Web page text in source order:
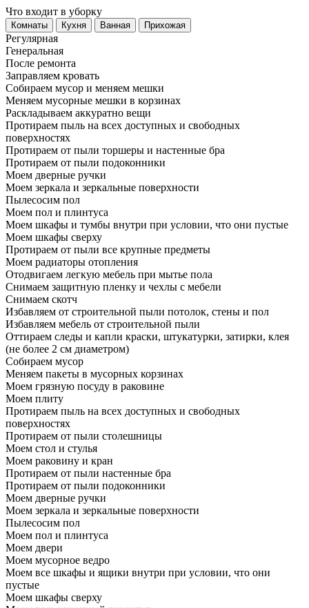
Что входит в уборку
Регу­лярная
Гене­ральная
После ремонта
Заправляем кровать
Собираем мусор и меняем мешки
Меняем мусорные мешки в корзинах
Раскладываем аккуратно вещи
Протираем пыль на всех доступных и свободных
поверхностях
Протираем от пыли торшеры и настенные бра
Протираем от пыли подоконники
Моем дверные ручки
Моем зеркала и зеркальные поверхности
Пылесосим пол
Моем пол и плинтуса
Моем шкафы и тумбы внутри при условии, что они пустые
Моем шкафы сверху
Протираем от пыли все крупные предметы
Моем радиаторы отопления
Отодвигаем легкую мебель при мытье пола
Снимаем защитную пленку и чехлы с мебели
Снимаем скотч
Избавляем от строительной пыли потолок, стены и пол
Избавляем мебель от строительной пыли
Оттираем следы и капли краски, штукатурки, затирки, клея
(не более 2 см диаметром)
Собираем мусор
Меняем пакеты в мусорных корзинах
Моем грязную посуду в раковине
Моем плиту
Протираем пыль на всех доступных и свободных
поверхностях
Протираем от пыли столешницы
Моем стол и стулья
Моем раковину и кран
Протираем от пыли настенные бра
Протираем от пыли подоконники
Моем дверные ручки
Моем зеркала и зеркальные поверхности
Пылесосим пол
Моем пол и плинтуса
Моем двери
Моем мусорное ведро
Моем все шкафы и ящики внутри при условии, что они
пустые
Моем шкафы сверху